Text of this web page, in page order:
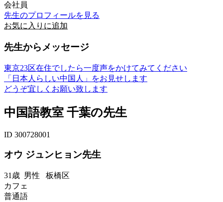
会社員
先生のプロフィールを見る
お気に入りに追加
先生からメッセージ
東京23区在住でしたら一度声をかけてみてください
「日本人らしい中国人」をお見せします
どうぞ宜しくお願い致します
中国語教室 千葉の先生
ID 300728001
オウ ジュンヒョン先生
31歳 男性 板橋区
カフェ
普通語